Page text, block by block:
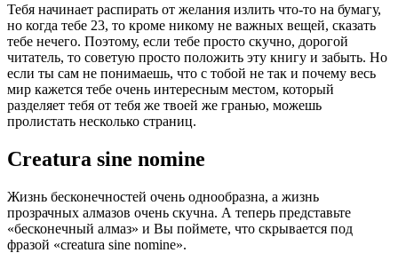
Тебя начинает распирать от желания излить что-то на бумагу,
но когда тебе 23, то кроме никому не важных вещей, сказать
тебе нечего. Поэтому, если тебе просто скучно, дорогой
читатель, то советую просто положить эту книгу и забыть. Но
если ты сам не понимаешь, что с тобой не так и почему весь
мир кажется тебе очень интересным местом, который
разделяет тебя от тебя же твоей же гранью, можешь
пролистать несколько страниц.
Creatura sine nomine
Жизнь бесконечностей очень однообразна, а жизнь
прозрачных алмазов очень скучна. А теперь представьте
«бесконечный алмаз» и Вы поймете, что скрывается под
фразой «creatura sine nomine».